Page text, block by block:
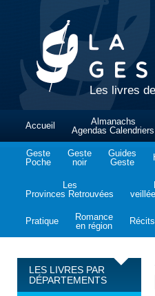
Les livres
Accueil
Almanachs
Agendas Calendriers
Geste
Poche
Geste
noir
Guides
Geste
Les
Provinces Retrouvées
Pratique
Romance
en région
Récits
LES LIVRES PAR
DÉPARTEMENTS